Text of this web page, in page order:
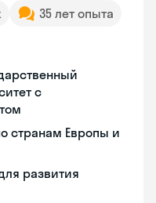
35 лет опыта
с
странам Европы и
развития